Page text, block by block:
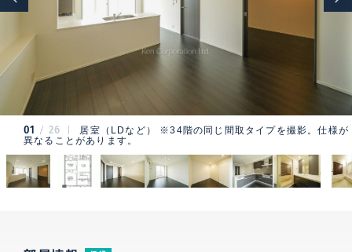
01 26
居室（LDなど） ※34階の同じ間取タイプを撮影。仕様が
異なることがあります。